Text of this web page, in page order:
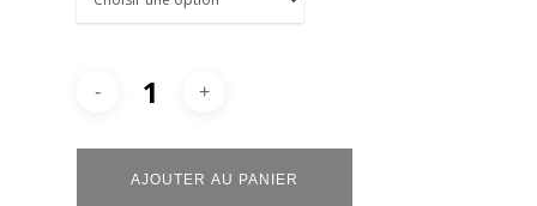
AJOUTER AU PANIER